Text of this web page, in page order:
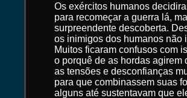
Os exércitos humanos
para recomeçar a guerra lá,
surpreendente descoberta.
os inimigos dos humanos não
Muitos ficaram confusos com
o porquê de as hordas agirem
as tensões e desconfianças
para que combinassem suas
alguns até sustentavam que